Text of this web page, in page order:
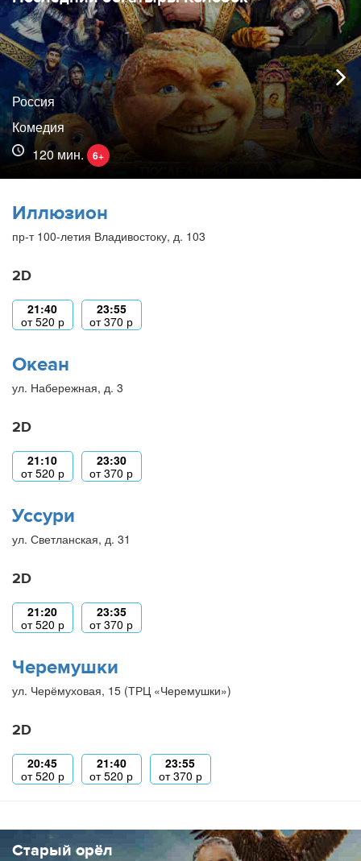
Россия
Комедия
120 мин.
6+
Иллюзион
пр-т 100-летия Владивостоку, д. 103
2D
21:40
от520 р
23:55
от370 р
Океан
ул. Набережная, д. 3
2D
21:10
от520 р
23:30
от370 р
Уссури
ул. Светланская, д. 31
2D
21:20
от520 р
23:35
от370 р
Черемушки
ул. Черёмуховая, 15 (ТРЦ «Черемушки»)
2D
20:45
от520 р
21:40
от520 р
23:55
от370 р
Старый орёл